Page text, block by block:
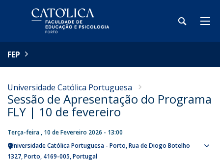
FEP
Universidade Católica Portuguesa
Sessão de Apresentação do Programa
FLY | 10 de fevereiro
Terça-feira , 10 de Fevereiro 2026 - 13:00
Universidade Católica Portuguesa - Porto Rua de Diogo Botelho
1327 Porto 4169-005 Portugal